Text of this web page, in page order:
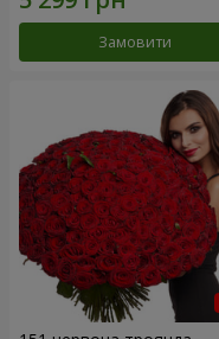
Замовити